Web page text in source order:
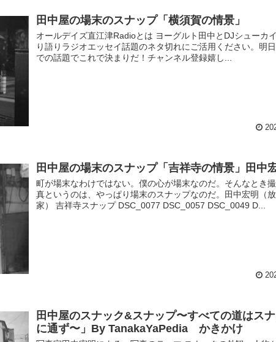
田中屋の場末のスナップ「横須賀の情景」
オールデイズ直江津Radioとは ヨーグルト田中とDJシューカ
り語りラジオエッセイ話題のネタ切れにご活用ください。明
での話題でこれで決まりだ！チャンネル登録嬉し...
田中屋の場末のスナップ「吉祥寺の情景」田中
町が場末なわけではない。僕の心が場末なのだ。そんなとき
真というのは、やっぱり場末のスナップなのだ。田中宏明（
家） 吉祥寺スナップ DSC_0077 DSC_0057 DSC_0049 D...
田中屋のスナック&スナップ〜すべての道はス
に通ず〜」By TanakaYaPedia かきかけ